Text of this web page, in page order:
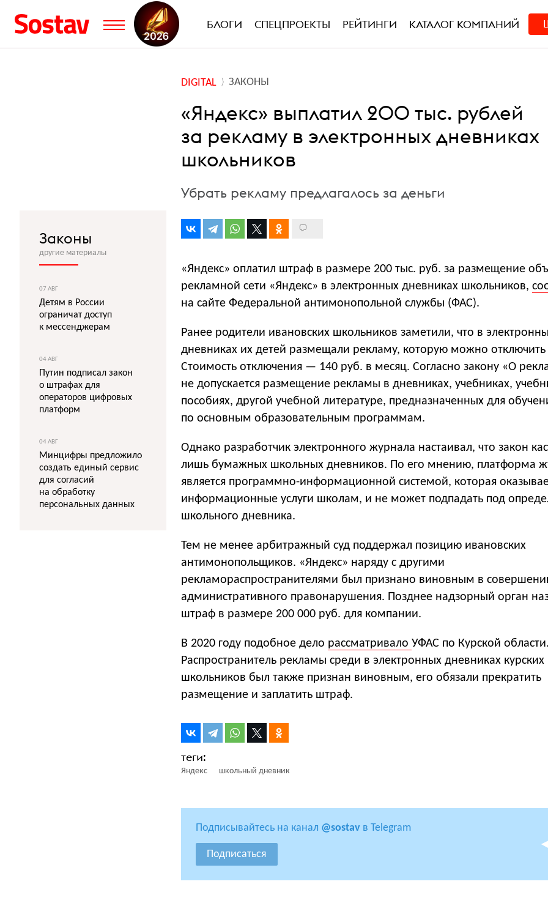
БЛОГИ СПЕЦПРОЕКТЫ РЕЙТИНГИ КАТАЛОГ КОМПАНИЙ
DIGITAL ЗАКОНЫ
«Яндекс» выплатил 200 тыс. рублей
за рекламу в электронных дневниках
школьников
Убрать рекламу предлагалось за деньги
«Яндекс» оплатил штраф в размере 200 тыс. руб. за размещение
рекламной сети «Яндекс» в электронных дневниках школьников,
на сайте Федеральной антимонопольной службы (ФАС).
Ранее родители ивановских школьников заметили, что в
дневниках их детей размещали рекламу, которую можно отключить
Стоимость отключения — 140 руб. в месяц. Согласно закону «О
не допускается размещение рекламы в дневниках, учебниках,
пособиях, другой учебной литературе, предназначенных для
по основным образовательным программам.
Однако разработчик электронного журнала настаивал, что закон
лишь бумажных школьных дневников. По его мнению, платформа
является программно-информационной системой, которая
информационные услуги школам, и не может подпадать под
школьного дневника.
Тем не менее арбитражный суд поддержал позицию ивановских
антимонопольщиков. «Яндекс» наряду с другими
рекламораспространителями был признано виновным в
административного правонарушения. Позднее надзорный орган
штраф в размере 200 000 руб. для компании.
В 2020 году подобное дело рассматривало УФАС по Курской области.
Распространитель рекламы среди в электронных дневниках курских
школьников был также признан виновным, его обязали прекратить
размещение и заплатить штраф.
Яндекс школьный дневник
Подписывайтесь на канал @sostav в Telegram
Подписаться
Законы
другие материалы
07 АВГ
Детям в России
ограничат доступ
к мессенджерам
04 АВГ
Путин подписал закон
о штрафах для
операторов цифровых
платформ
04 АВГ
Минцифры предложило
создать единый сервис
для согласий
на обработку
персональных данных